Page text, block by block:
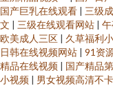
国产巨乳在线观看 | 三级
文 | 三级在线观看网站 |
欧美成人三区 | 久草福利
日韩在线视频网站 | 91资
精品在线视频 | 国产精品
小视频 | 男女视频高清不卡